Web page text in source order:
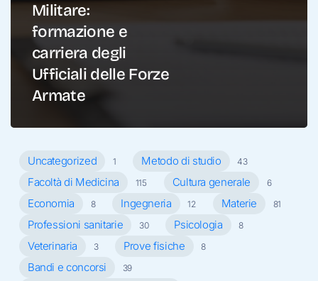
Uncategorized 1 Metodo di studio 43
Facoltà di Medicina 115 Cultura generale 6
Economia 8 Ingegneria 12 Materie 81
Professioni sanitarie 30 Psicologia 8
Veterinaria 3 Prove fisiche 8
Bandi e concorsi 39
Militare:
formazione e
carriera degli
Ufficiali delle Forze
Armate